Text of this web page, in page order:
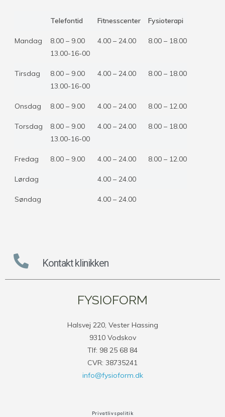
Telefontid Fitnesscenter Fysioterapi
Mandag
8.00 – 9.00
13.00-16-00
4.00 – 24.00 8.00 – 18.00
Tirsdag
8.00 – 9.00
13.00-16-00
4.00 – 24.00 8.00 – 18.00
Onsdag 8.00 – 9.00 4.00 – 24.00 8.00 – 12.00
Torsdag
8.00 – 9.00
13.00-16-00
4.00 – 24.00 8.00 – 18.00
Fredag 8.00 – 9.00 4.00 – 24.00 8.00 – 12.00
Lørdag 4.00 – 24.00
Søndag 4.00 – 24.00
Kontakt klinikken
FYSIOFORM
Halsvej 220, Vester Hassing
9310 Vodskov
Tlf: 98 25 68 84
CVR: 38735241
info@fysioform.dk
Privatlivspolitik